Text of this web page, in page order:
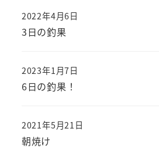
3日の釣果
投稿日
2022年4月6日
6日の釣果！
投稿日
2023年1月7日
朝焼け
投稿日
2021年5月21日